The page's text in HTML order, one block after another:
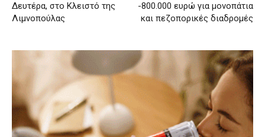
Δευτέρα, στο Κλειστό της
Λιμνοπούλας
-800.000 ευρώ για μονοπάτια
και πεζοπορικές διαδρομές